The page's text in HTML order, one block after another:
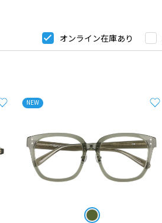
オンライン在庫あり
NEW